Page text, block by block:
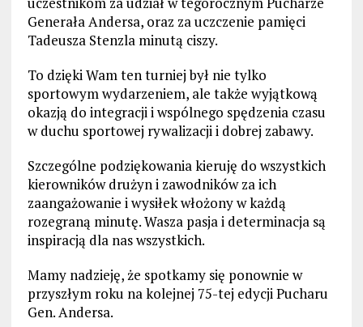
Generała Andersa, oraz za uczczenie pamięci
Tadeusza Stenzla minutą ciszy.
To dzięki Wam ten turniej był nie tylko
sportowym wydarzeniem, ale także wyjątkową
okazją do integracji i wspólnego spędzenia czasu
w duchu sportowej rywalizacji i dobrej zabawy.
Szczególne podziękowania kieruję do wszystkich
kierowników drużyn i zawodników za ich
zaangażowanie i wysiłek włożony w każdą
rozegraną minutę. Wasza pasja i determinacja są
inspiracją dla nas wszystkich.
Mamy nadzieję, że spotkamy się ponownie w
przyszłym roku na kolejnej 75-tej edycji Pucharu
Gen. Andersa.